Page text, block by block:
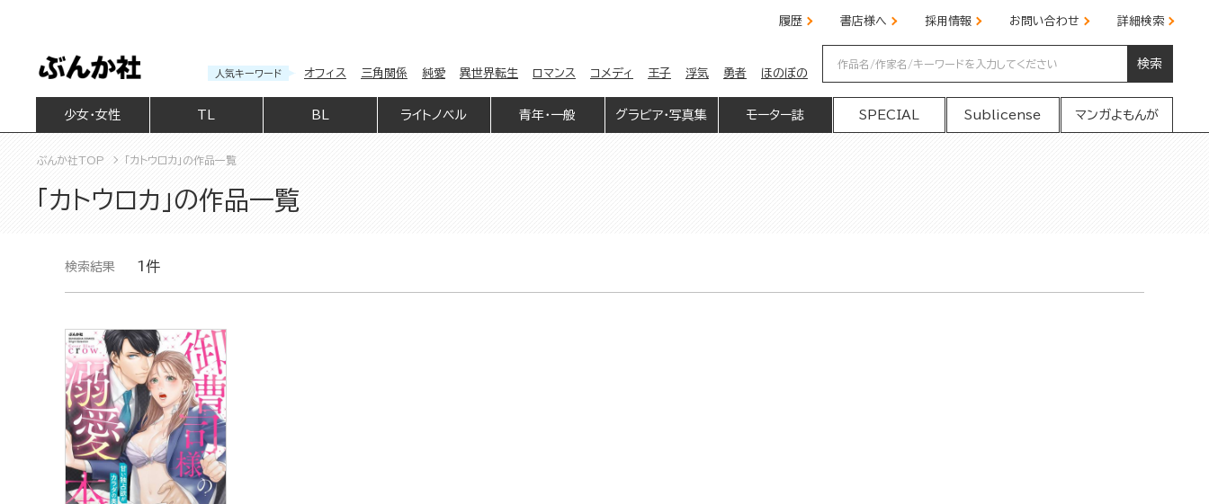
履歴 書店様へ 採用情報 お問い合わせ 詳細検索
人気キーワード オフィス 三角関係 純愛 異世界転生 ロマンス コメディ 王子 浮気 勇者 ほのぼの
検索
少女・女性 BL ライトノベル 青年・一般 グラビア・写真集 モーター誌 SPECIAL Sublicense マンガよもんが
ぶんか社TOP 「カトウロカ」の作品一覧
「カトウロカ」の作品一覧
検索結果 1件